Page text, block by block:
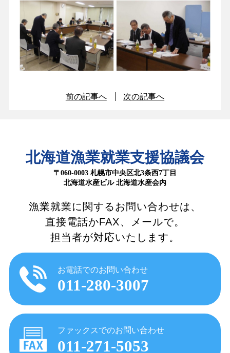
前の記事へ 次の記事へ
北海道漁業就業支援協議会
〒060-0003 札幌市中央区北3条西7丁目
北海道水産ビル 北海道水産会内
漁業就業に関するお問い合わせは、
直接電話かFAX、メールで。
担当者が対応いたします。
お電話でのお問い合わせ
011-280-3007
ファックスでのお問い合わせ
011-271-5053